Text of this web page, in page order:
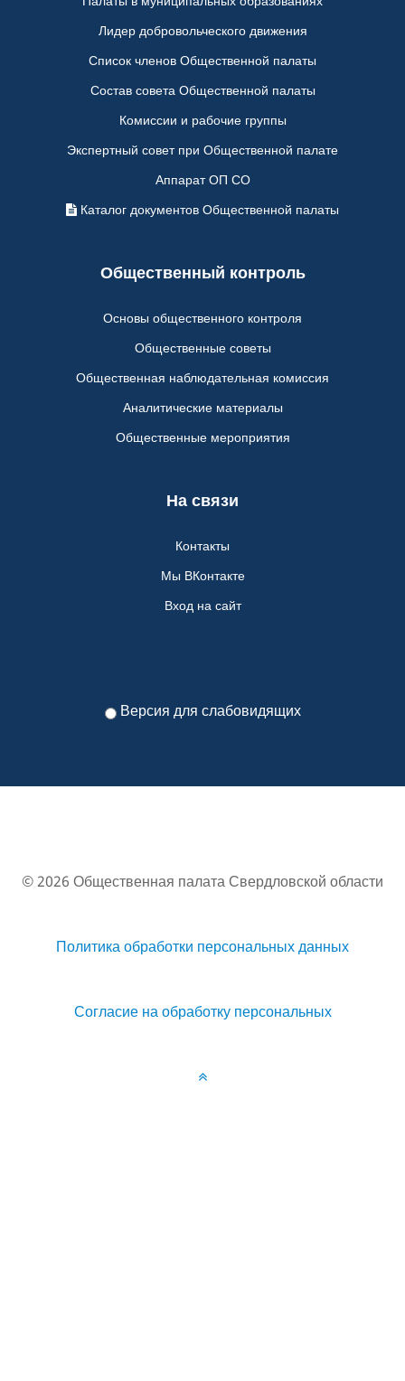
Лидер добровольческого движения
Список членов Общественной палаты
Состав совета Общественной палаты
Комиссии и рабочие группы
Экспертный совет при Общественной палате
Аппарат ОП СО
Каталог документов Общественной палаты
Общественный контроль
Основы общественного контроля
Общественные советы
Общественная наблюдательная комиссия
Аналитические материалы
Общественные мероприятия
На связи
Контакты
Мы ВКонтакте
Вход на сайт
Версия для слабовидящих
© 2026 Общественная палата Свердловской области
Политика обработки персональных данных
Согласие на обработку персональных